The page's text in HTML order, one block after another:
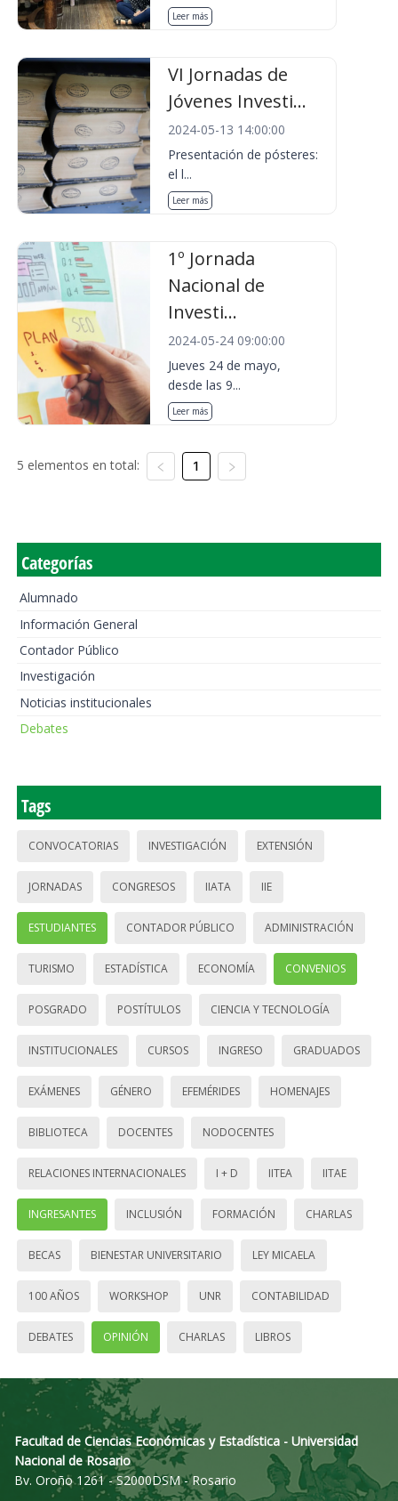
Leer más
VI Jornadas de
Jóvenes Investi...
2024-05-13 14:00:00
Presentación de pósteres:
el l...
Leer más
1º Jornada
Nacional de
Investi...
2024-05-24 09:00:00
Jueves 24 de mayo,
desde las 9...
Leer más
5 elementos en total: 1
Categorías
Alumnado
Información General
Contador Público
Investigación
Noticias institucionales
Debates
Tags
CONVOCATORIAS INVESTIGACIÓN EXTENSIÓN
JORNADAS CONGRESOS IIATA IIE
ESTUDIANTES CONTADOR PÚBLICO ADMINISTRACIÓN
TURISMO ESTADÍSTICA ECONOMÍA CONVENIOS
POSGRADO POSTÍTULOS CIENCIA Y TECNOLOGÍA
INSTITUCIONALES CURSOS INGRESO GRADUADOS
EXÁMENES GÉNERO EFEMÉRIDES HOMENAJES
BIBLIOTECA DOCENTES NODOCENTES
RELACIONES INTERNACIONALES I + D IITEA IITAE
INGRESANTES INCLUSIÓN FORMACIÓN CHARLAS
BECAS BIENESTAR UNIVERSITARIO LEY MICAELA
100 AÑOS WORKSHOP UNR CONTABILIDAD
DEBATES OPINIÓN CHARLAS LIBROS
Facultad de Ciencias Económicas y Estadística - Universidad
Nacional de Rosario
Bv. Oroño 1261 - S2000DSM - Rosario